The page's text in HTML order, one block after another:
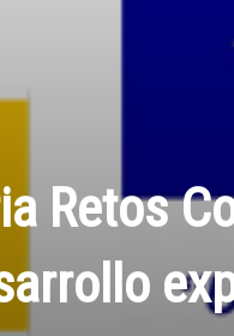
Retos